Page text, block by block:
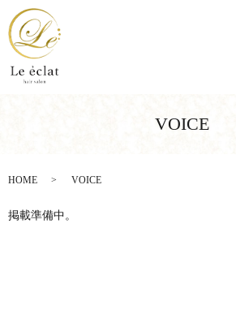
VOICE
HOME VOICE
掲載準備中。